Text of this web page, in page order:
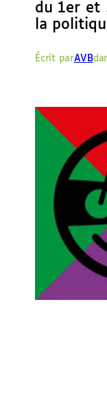
du 1er et
la
Écrit parAVB